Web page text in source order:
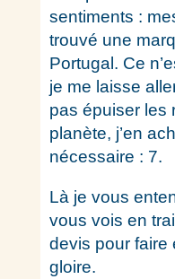
sentiments :
trouvé une
Portugal. Ce
je me laisse
pas épuiser les
planète, j’en
nécessaire : 7.
Là je vous
vous vois en
devis pour faire
gloire.